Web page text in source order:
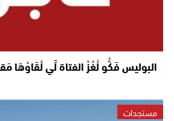
البوليس فَكُّو لُغْزْ الفتاة لِّي لْقَاوْهَا
مستجدات